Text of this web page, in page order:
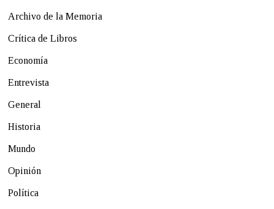
Archivo de la Memoria
Crítica de Libros
Economía
Entrevista
General
Historia
Mundo
Opinión
Política